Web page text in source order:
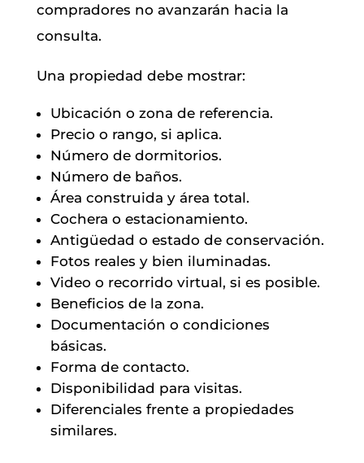
compradores no avanzarán hacia la
consulta.
Una propiedad debe mostrar:
Ubicación o zona de referencia.
Precio o rango, si aplica.
Número de dormitorios.
Número de baños.
Área construida y área total.
Cochera o estacionamiento.
Antigüedad o estado de conservación.
Fotos reales y bien iluminadas.
Video o recorrido virtual, si es posible.
Beneficios de la zona.
Documentación o condiciones
básicas.
Forma de contacto.
Disponibilidad para visitas.
Diferenciales frente a propiedades
similares.